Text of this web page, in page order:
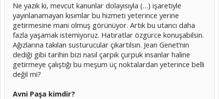
Ne yazık ki, mevcut kanunlar dolayısıyla (…) işaretiyle
yayınlanamayan kısımlar bu hizmeti yeterince yerine
getirmesine mani olmuş görünüyor. Artık bu utancı daha
fazla yaşamak istemiyoruz. Hatıratlar özgürce konuşabilsin.
Ağızlarına takılan susturucular çıkartılsın. Jean Genet’nin
dediği gibi tarihin bizi nasıl çarpık çurpuk insanlar haline
getirmeye çalıştığı bu meşum üç noktalardan yeterince belli
değil mi?
Avni Paşa kimdir?